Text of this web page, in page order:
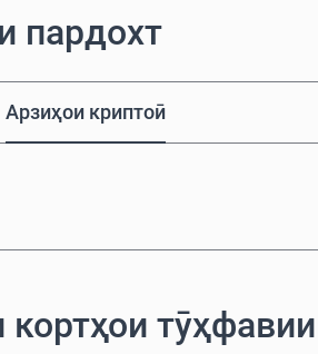
пардохт
Арзиҳои криптоӣ